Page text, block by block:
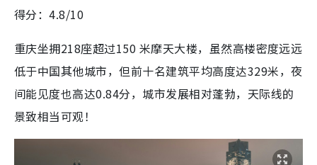
得分：4.8/10
重庆坐拥218座超过150 米摩天大楼，虽然高楼密度远远
低于中国其他城市，但前十名建筑平均高度达329米，夜
间能见度也高达0.84分，城市发展相对蓬勃，天际线的
景致相当可观！